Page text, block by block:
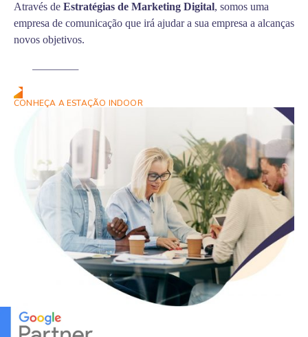
Através de Estratégias de Marketing Digital, somos uma
empresa de comunicação que irá ajudar a sua empresa a alcanças
novos objetivos.
CONHEÇA A ESTAÇÃO INDOOR